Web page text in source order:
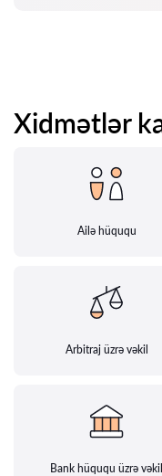
Xidmətlər
Ailə hüququ
Arbitraj üzrə vəkil
Bank hüququ üzrə vəkil